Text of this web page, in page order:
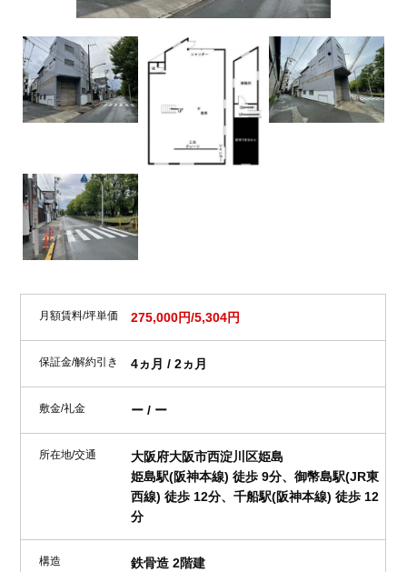
月額賃料/坪単価 275,000円/5,304円
保証金/解約引き 4ヵ月 / 2ヵ月
敷金/礼金 ー / ー
所在地/交通
大阪府大阪市西淀川区姫島
姫島駅(阪神本線) 徒歩 9分、御幣島駅(JR東
西線) 徒歩 12分、千船駅(阪神本線) 徒歩 12
分
構造 鉄骨造 2階建